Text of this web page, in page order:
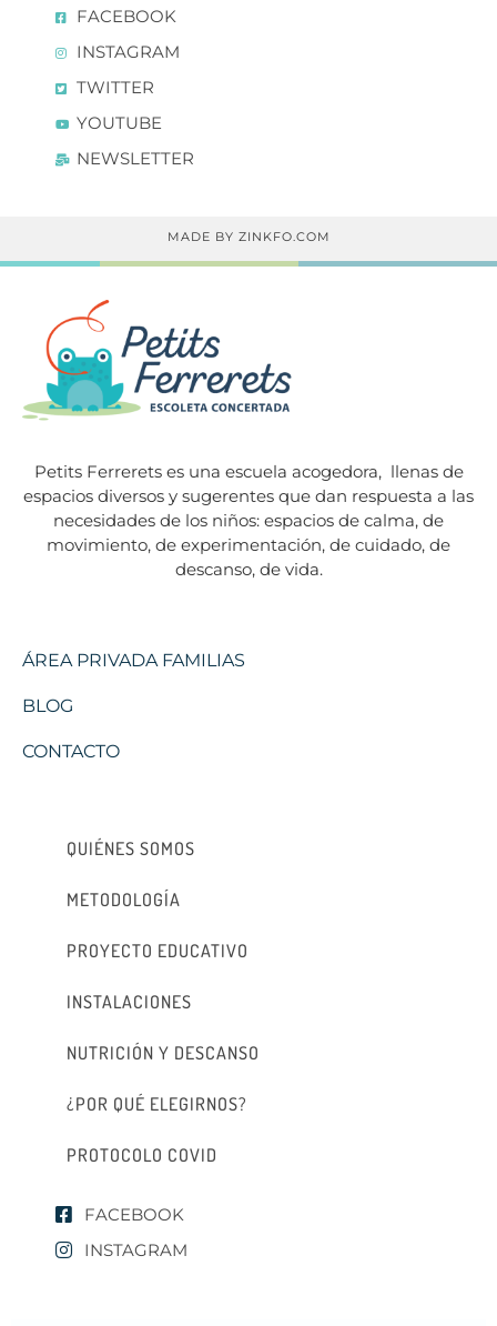
FACEBOOK
INSTAGRAM
TWITTER
YOUTUBE
NEWSLETTER
MADE BY ZINKFO.COM
Petits Ferrerets es una escuela acogedora, llenas de
espacios diversos y sugerentes que dan respuesta a las
necesidades de los niños: espacios de calma, de
movimiento, de experimentación, de cuidado, de
descanso, de vida.
ÁREA PRIVADA FAMILIAS
BLOG
CONTACTO
QUIÉNES SOMOS
METODOLOGÍA
PROYECTO EDUCATIVO
INSTALACIONES
NUTRICIÓN Y DESCANSO
¿POR QUÉ ELEGIRNOS?
PROTOCOLO COVID
FACEBOOK
INSTAGRAM